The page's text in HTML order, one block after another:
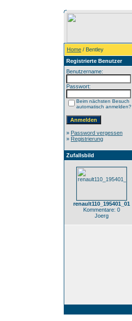
Home / Bentley
Registrierte Benutzer
Benutzername:
Passwort:
Beim nächsten Besuch
automatisch anmelden?
» Password vergessen
» Registrierung
Zufallsbild
renault110_195401_01
Kommentare: 0
Joerg